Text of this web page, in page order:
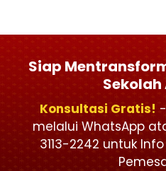
Siap
Sekolah
Konsultasi Gratis!
melalui WhatsApp
3113-2242 untuk